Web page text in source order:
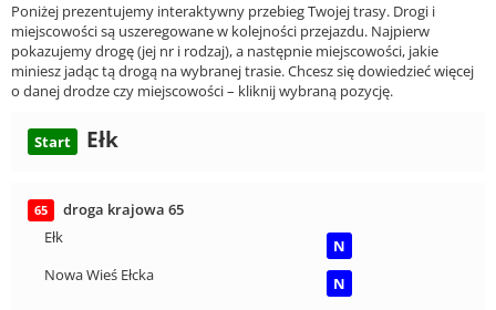
Poniżej prezentujemy interaktywny przebieg Twojej trasy. Drogi i
miejscowości są uszeregowane w kolejności przejazdu. Najpierw
pokazujemy drogę (jej nr i rodzaj), a następnie miejscowości, jakie
miniesz jadąc tą drogą na wybranej trasie. Chcesz się dowiedzieć więcej
o danej drodze czy miejscowości – kliknij wybraną pozycję.
Start Ełk
65
droga krajowa 65
Ełk
N
Nowa Wieś Ełcka
N